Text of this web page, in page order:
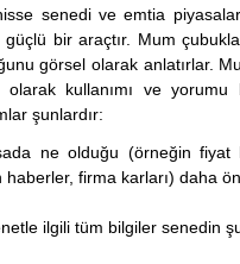
senedi ve emtia
bir araçtır. Mum
görsel olarak anlatırlar.
olarak kullanımı ve yorumu
şunlardır:
ne olduğu (örneğin fiyat
haberler, firma karları) daha
ilgili tüm bilgiler senedin şu